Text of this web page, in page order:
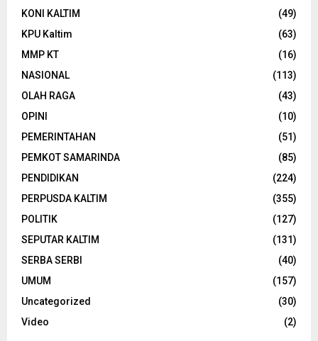
KONI KALTIM
(49)
KPU Kaltim
(63)
MMP KT
(16)
NASIONAL
(113)
OLAH RAGA
(43)
OPINI
(10)
PEMERINTAHAN
(51)
PEMKOT SAMARINDA
(85)
PENDIDIKAN
(224)
PERPUSDA KALTIM
(355)
POLITIK
(127)
SEPUTAR KALTIM
(131)
SERBA SERBI
(40)
UMUM
(157)
Uncategorized
(30)
Video
(2)